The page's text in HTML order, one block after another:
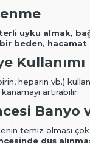
uyku almak,
beden,
Kullanımı
heparin vb.)
artırabilir.
Banyo
temiz olması
duş